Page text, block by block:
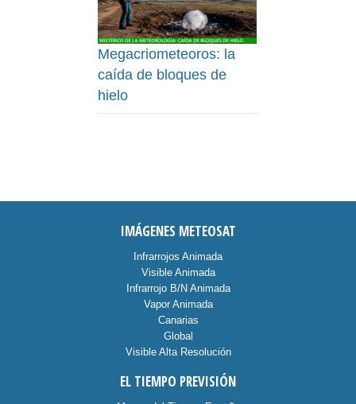
Megacriometeoros: la
caída de bloques de
hielo
IMÁGENES METEOSAT
Infrarrojos Animada
Visible Animada
Infrarrojo B/N Animada
Vapor Animada
Canarias
Global
Visible Alta Resolución
EL TIEMPO PREVISIÓN